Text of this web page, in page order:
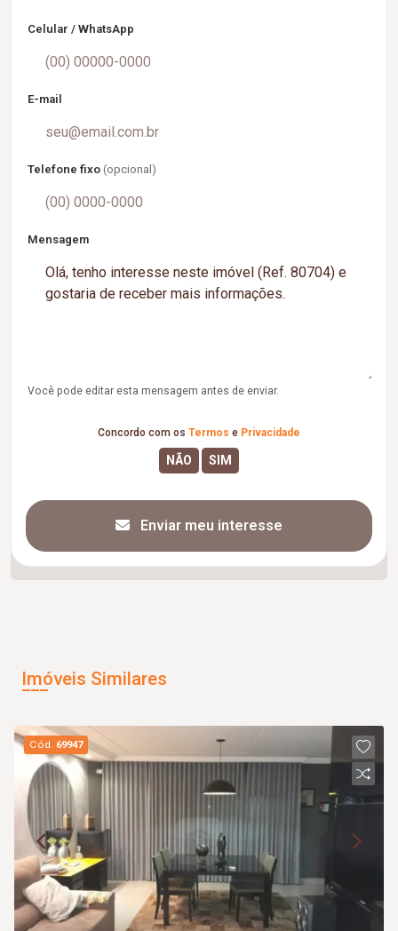
Celular / WhatsApp
E-mail
Telefone fixo (opcional)
Mensagem
Você pode editar esta mensagem antes de enviar.
Concordo com os Termos e Privacidade
Enviar meu interesse
Imóveis Similares
Cód. 69947